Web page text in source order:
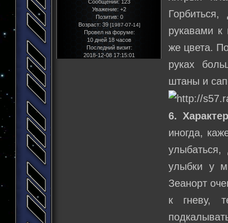
Сообщений: 123
Уважение: +2
Позитив: 0
Возраст: 39 [1987-07-14]
Провел на форуме:
10 дней 18 часов
Последний визит:
2018-12-08 17:15:01
рукавами к
же цвета.
руках
штаны и
6.
иногда,
улыбки у
Зеанорт
к гневу,